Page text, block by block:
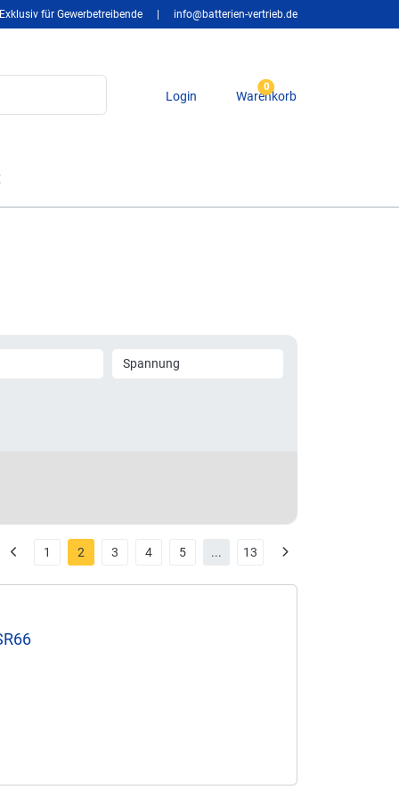
Exklusiv für Gewerbetreibende info@batterien-vertrieb.de
Login
0
Warenkorb
Spannung
1 2 3 4 5 ... 13